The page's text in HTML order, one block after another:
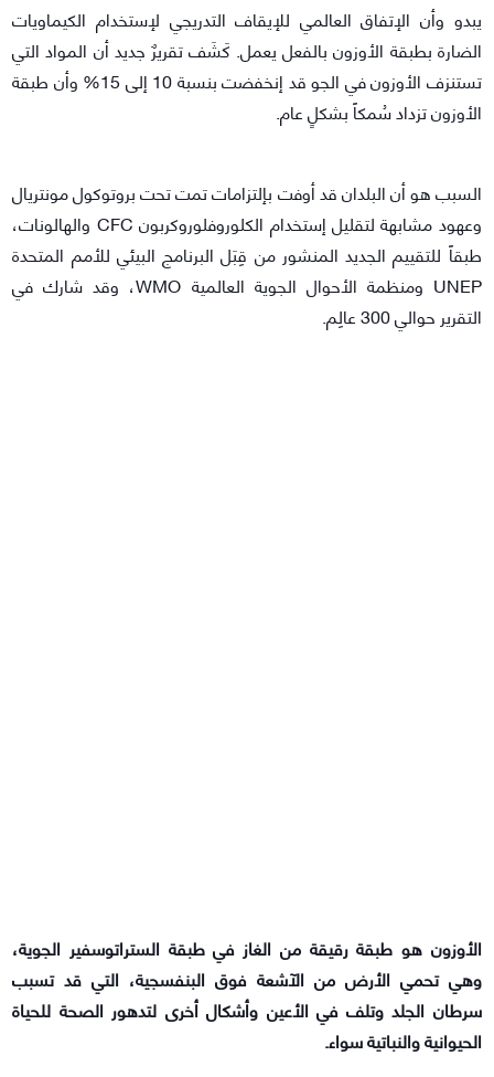
يبدو وأن الإتفاق العالمي للإيقاف التدريجي لإستخدام الكيماويات
الضارة بطبقة الأوزون بالفعل يعمل. كَشَف تقريرٌ جديد أن المواد التي
تستنزف الأوزون في الجو قد إنخفضت بنسبة 10 إلى 15% وأن طبقة
الأوزون تزداد سُمكاً بشكلٍ عام.
السبب هو أن البلدان قد أوفت بإلتزامات تمت تحت بروتوكول مونتريال
وعهود مشابهة لتقليل إستخدام الكلوروفلوروكربون CFC والهالونات،
طبقاً للتقييم الجديد المنشور من قِبَل البرنامج البيئي للأمم المتحدة
UNEP ومنظمة الأحوال الجوية العالمية WMO، وقد شارك في
التقرير حوالي 300 عالِم.
الأوزون هو طبقة رقيقة من الغاز في طبقة الستراتوسفير الجوية،
وهي تحمي الأرض من الآشعة فوق البنفسجية، التي قد تسبب
سرطان الجلد وتلف في الأعين وأشكال أخرى لتدهور الصحة للحياة
الحيوانية والنباتية سواء.